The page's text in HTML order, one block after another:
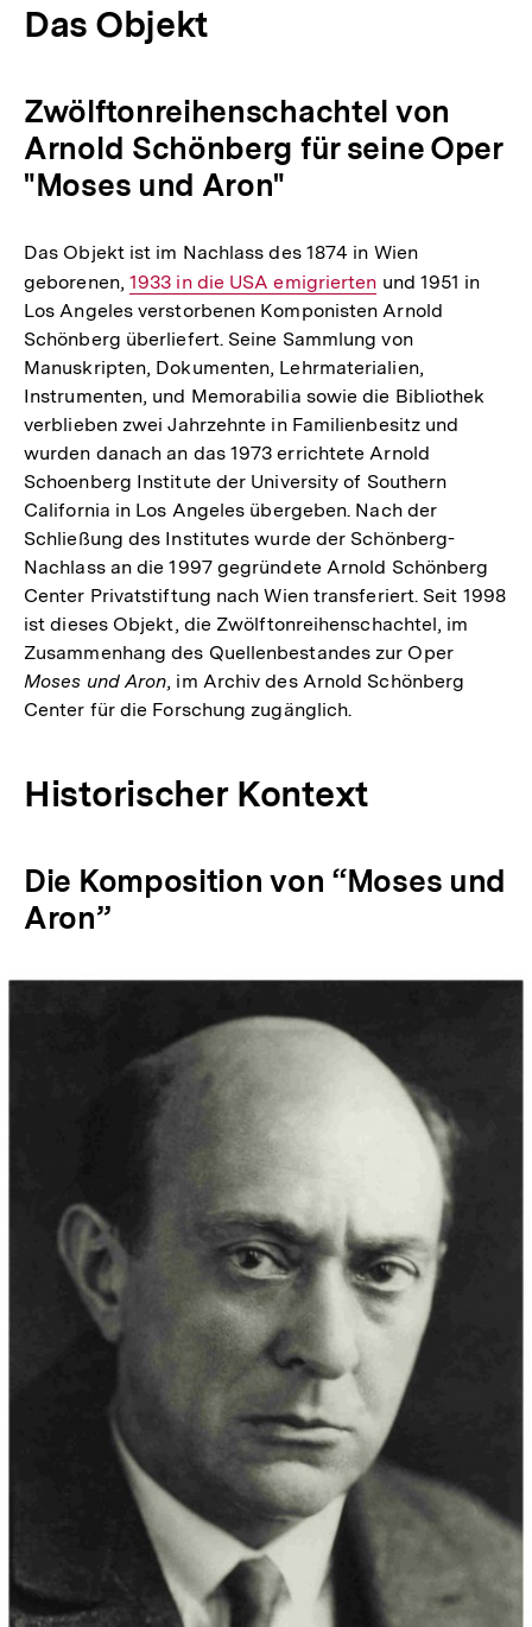
Das Objekt
Zwölftonreihenschachtel von
Arnold Schönberg für seine Oper
"Moses und Aron"
Das Objekt ist im Nachlass des 1874 in Wien
geborenen, Interner
Link:
1933 in die USA emigrierten und 1951 in
Los Angeles verstorbenen Komponisten Arnold
Schönberg überliefert. Seine Sammlung von
Manuskripten, Dokumenten, Lehrmaterialien,
Instrumenten, und Memorabilia sowie die Bibliothek
verblieben zwei Jahrzehnte in Familienbesitz und
wurden danach an das 1973 errichtete Arnold
Schoenberg Institute der University of Southern
California in Los Angeles übergeben. Nach der
Schließung des Institutes wurde der Schönberg-
Nachlass an die 1997 gegründete Arnold Schönberg
Center Privatstiftung nach Wien transferiert. Seit 1998
ist dieses Objekt, die Zwölftonreihenschachtel, im
Zusammenhang des Quellenbestandes zur Oper
Moses und Aron, im Archiv des Arnold Schönberg
Center für die Forschung zugänglich.
Historischer Kontext
Die Komposition von “Moses und
Aron”
In
Lightbox
öffnen